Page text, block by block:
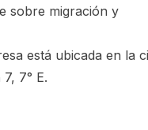
sobre migración y
está ubicada en la
7° E.